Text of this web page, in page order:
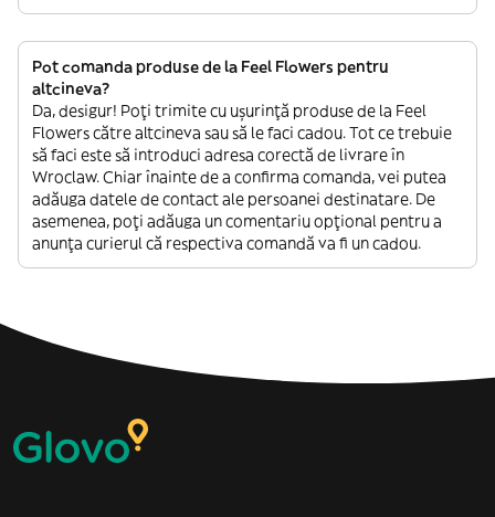
Pot comanda produse de la Feel Flowers pentru
altcineva?
Da, desigur! Poți trimite cu ușurință produse de la Feel
Flowers către altcineva sau să le faci cadou. Tot ce trebuie
să faci este să introduci adresa corectă de livrare în
Wroclaw. Chiar înainte de a confirma comanda, vei putea
adăuga datele de contact ale persoanei destinatare. De
asemenea, poți adăuga un comentariu opțional pentru a
anunța curierul că respectiva comandă va fi un cadou.